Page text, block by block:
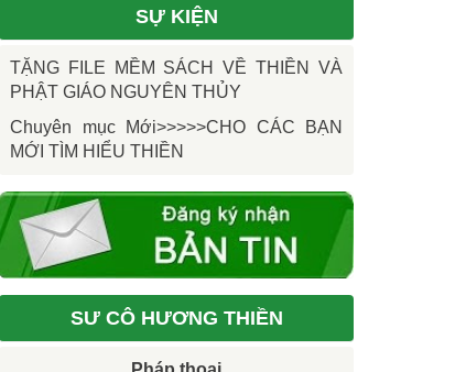
SỰ KIỆN
TẶNG FILE MỀM SÁCH VỀ THIỀN VÀ
PHẬT GIÁO NGUYÊN THỦY
Chuyên mục Mới>>>>>CHO CÁC BẠN
MỚI TÌM HIỂU THIỀN
SƯ CÔ HƯƠNG THIỀN